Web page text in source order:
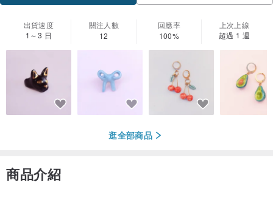
出貨速度
1～3 日
關注人數
12
回應率
100%
上次上線
超過 1 週
逛全部商品
商品介紹